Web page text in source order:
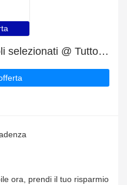
10€ di cashback su articoli selezionati @ TuttoBio
ora, prendi il tuo risparmio